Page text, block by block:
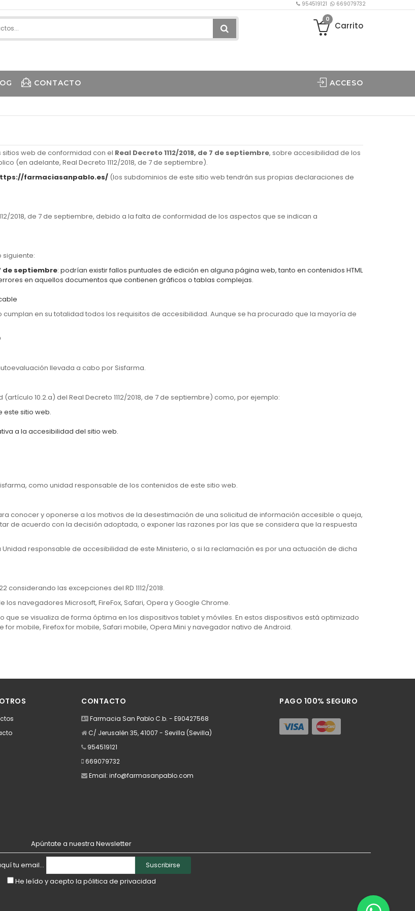
954519121 669079732
0
Carrito
CONTACTO ACCESO
web de conformidad con el Real Decreto 1112/2018, de 7 de septiembre, sobre accesibilidad de los
(en adelante, Real Decreto 1112/2018, de 7 de septiembre).
farmaciasanpablo.es/ (los subdominios de este sitio web tendrán sus propias declaraciones de
2018, de 7 de septiembre, debido a la falta de conformidad de los aspectos que se indican a
siguiente:
de septiembre: podrían existir fallos puntuales de edición en alguna página web, tanto en contenidos HTML
en aquellos documentos que contienen gráficos o tablas complejas.
cumplan en su totalidad todos los requisitos de accesibilidad. Aunque se ha procurado que la mayoría de
llevada a cabo por Sisfarma.
10.2.a) del Real Decreto 1112/2018, de 7 de septiembre) como, por ejemplo:
este sitio web.
a la accesibilidad del sitio web.
como unidad responsable de los contenidos de este sitio web.
conocer y oponerse a los motivos de la desestimación de una solicitud de información accesible o queja,
de acuerdo con la decisión adoptada, o exponer las razones por las que se considera que la respuesta
Unidad responsable de accesibilidad de este Ministerio, o si la reclamación es por una actuación de dicha
considerando las excepciones del RD 1112/2018.
navegadores Microsoft, FireFox, Safari, Opera y Google Chrome.
que se visualiza de forma óptima en los dispositivos tablet y móviles. En estos dispositivos está optimizado
mobile, Firefox for mobile, Safari mobile, Opera Mini y navegador nativo de Android.
CONTACTO
Farmacia San Pablo C.b. - E90427568
C/ Jerusalén 35, 41007 - Sevilla (Sevilla)
954519121
669079732
Email: info@farmasanpablo.com
PAGO 100% SEGURO
Apúntate a nuestra Newsletter
tu email... Suscribirse
He leído y acepto la pólitica de privacidad